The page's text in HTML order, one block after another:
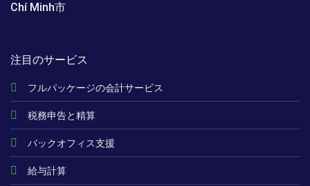
Chí Minh市
注目のサービス
フルパッケージの会計サービス
税務申告と精算
バックオフィス支援
給与計算